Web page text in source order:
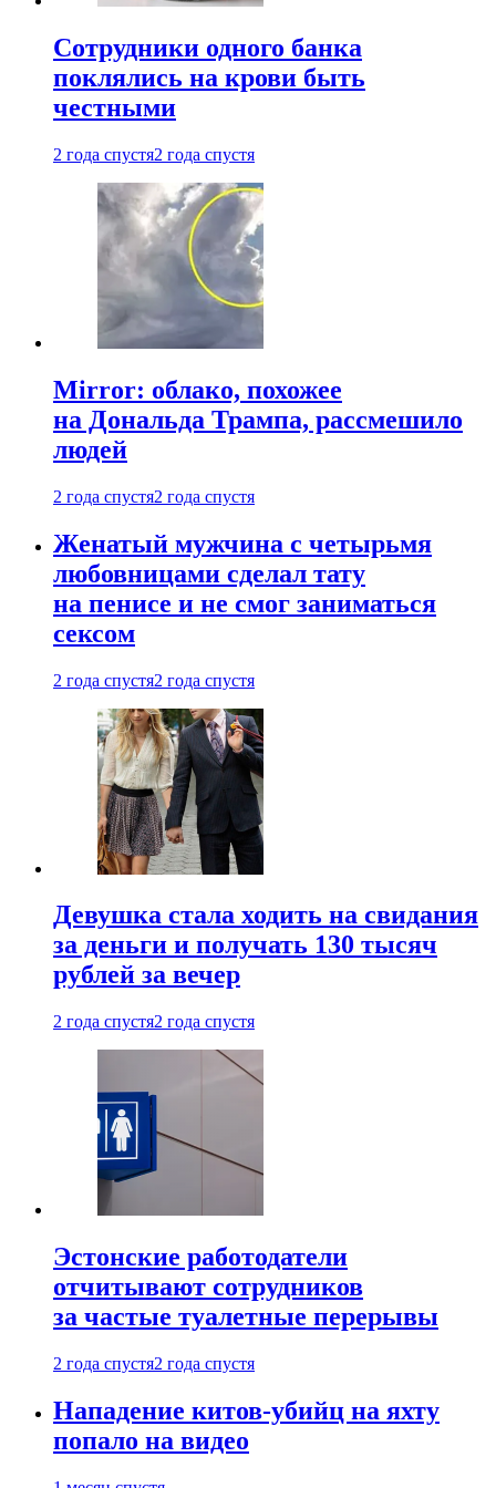
Сотрудники одного банка
поклялись на крови быть
честными
2 года спустя2 года спустя
Mirror: облако, похожее
на Дональда Трампа, рассмешило
людей
2 года спустя2 года спустя
Женатый мужчина с четырьмя
любовницами сделал тату
на пенисе и не смог заниматься
сексом
2 года спустя2 года спустя
Девушка стала ходить на свидания
за деньги и получать 130 тысяч
рублей за вечер
2 года спустя2 года спустя
Эстонские работодатели
отчитывают сотрудников
за частые туалетные перерывы
2 года спустя2 года спустя
Нападение китов-убийц на яхту
попало на видео